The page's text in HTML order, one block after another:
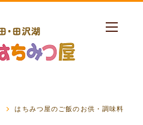
はちみつ屋のご飯のお供・調味料